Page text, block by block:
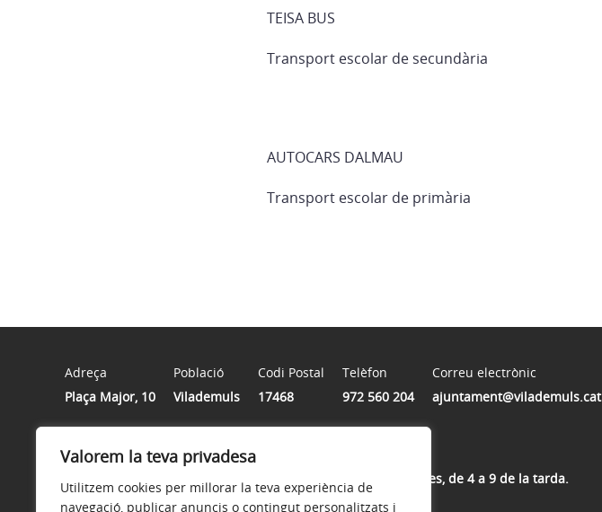
Valorem la teva privadesa
Utilitzem cookies per millorar la teva experiència de
navegació, publicar anuncis o contingut personalitzats i
TEISA BUS
Transport escolar de secundària
AUTOCARS DALMAU
Transport escolar de primària
Adreça
Plaça Major, 10
Població
Vilademuls
Codi Postal
17468
Telèfon
972 560 204
Correu electrònic
ajuntament@vilademuls.cat
Horari
De dlluns a divendres, de 9 del matí a 2 del migdia | Dimecres, de 4 a 9 de la tarda.